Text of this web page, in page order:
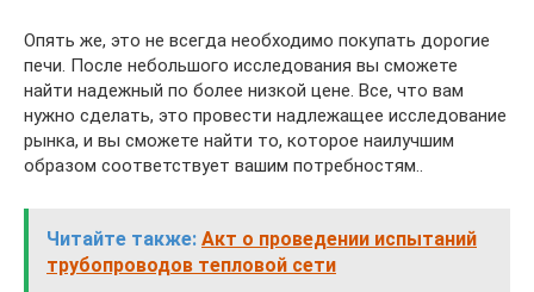
Опять же, это не всегда необходимо покупать дорогие
печи. После небольшого исследования вы сможете
найти надежный по более низкой цене. Все, что вам
нужно сделать, это провести надлежащее исследование
рынка, и вы сможете найти то, которое наилучшим
образом соответствует вашим потребностям..
Читайте также: Акт о проведении испытаний
трубопроводов тепловой сети